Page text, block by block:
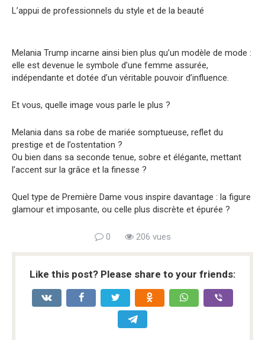
L’appui de professionnels du style et de la beauté
Melania Trump incarne ainsi bien plus qu’un modèle de mode :
elle est devenue le symbole d’une femme assurée,
indépendante et dotée d’un véritable pouvoir d’influence.
Et vous, quelle image vous parle le plus ?
Melania dans sa robe de mariée somptueuse, reflet du
prestige et de l’ostentation ?
Ou bien dans sa seconde tenue, sobre et élégante, mettant
l’accent sur la grâce et la finesse ?
Quel type de Première Dame vous inspire davantage : la figure
glamour et imposante, ou celle plus discrète et épurée ?
0 206 vues
Like this post? Please share to your friends: